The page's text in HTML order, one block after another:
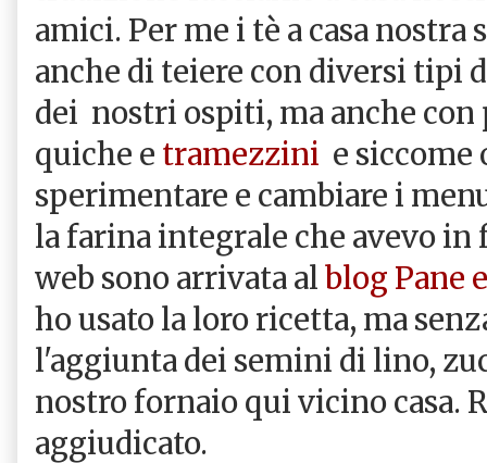
amici. Per me i tè a casa nostra
anche di teiere con diversi tipi
dei nostri ospiti, ma anche
quiche e tramezzini e siccome
sperimentare e cambiare i
la farina integrale che avevo in
web sono arrivata al blog Pane
ho usato la loro ricetta, ma
l'aggiunta dei semini di lino,
nostro fornaio qui vicino casa.
aggiudicato.